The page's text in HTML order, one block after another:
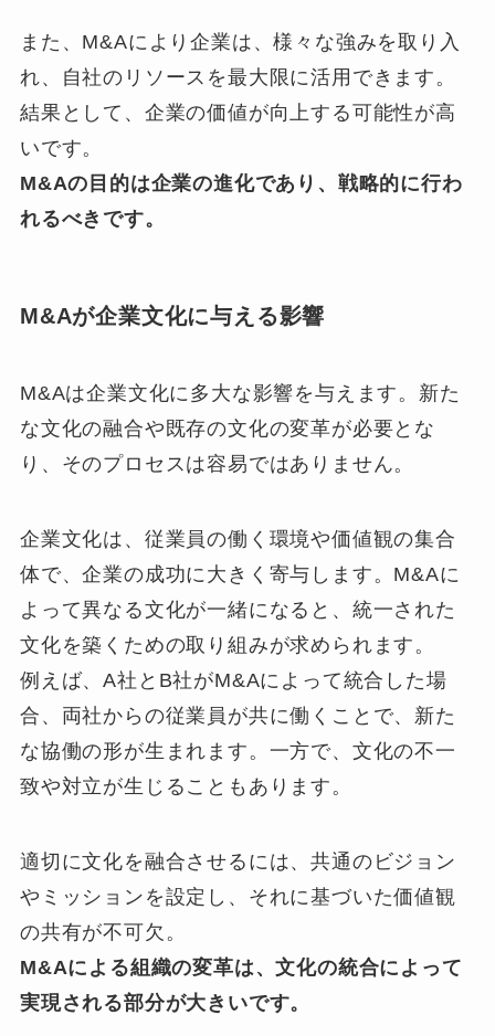
また、M&Aにより企業は、様々な強みを取り入
れ、自社のリソースを最大限に活用できます。
結果として、企業の価値が向上する可能性が高
いです。
M&Aの目的は企業の進化であり、戦略的に行わ
れるべきです。
M&Aが企業文化に与える影響
M&Aは企業文化に多大な影響を与えます。新た
な文化の融合や既存の文化の変革が必要とな
り、そのプロセスは容易ではありません。
企業文化は、従業員の働く環境や価値観の集合
体で、企業の成功に大きく寄与します。M&Aに
よって異なる文化が一緒になると、統一された
文化を築くための取り組みが求められます。
例えば、A社とB社がM&Aによって統合した場
合、両社からの従業員が共に働くことで、新た
な協働の形が生まれます。一方で、文化の不一
致や対立が生じることもあります。
適切に文化を融合させるには、共通のビジョン
やミッションを設定し、それに基づいた価値観
の共有が不可欠。
M&Aによる組織の変革は、文化の統合によって
実現される部分が大きいです。